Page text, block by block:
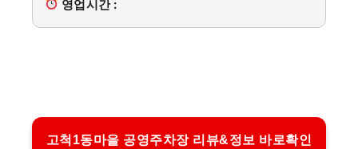
영업시간 :
고척1동마을 공영주차장 리뷰&정보 바로확인